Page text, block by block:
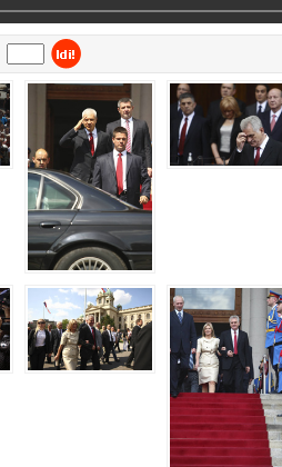
BEOGRAD
31. May 2012.